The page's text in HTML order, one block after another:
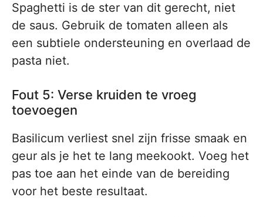
Spaghetti is de ster van dit gerecht, niet
de saus. Gebruik de tomaten alleen als
een subtiele ondersteuning en overlaad de
pasta niet.
Fout 5: Verse kruiden te vroeg
toevoegen
Basilicum verliest snel zijn frisse smaak en
geur als je het te lang meekookt. Voeg het
pas toe aan het einde van de bereiding
voor het beste resultaat.